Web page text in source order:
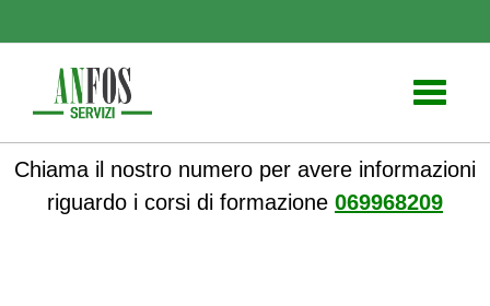
Toggle
Chiama il nostro numero per avere informazioni
riguardo i corsi di formazione 069968209